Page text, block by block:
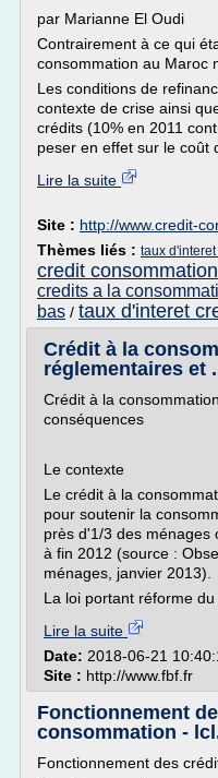
par Marianne El Oudi
Contrairement à ce qui
consommation au Maroc
Les conditions de
contexte de crise ainsi
crédits (10% en 2011
peser en effet sur le coût
Lire la suite
Site : http://www.credit-
Thèmes liés : taux
credit
credits a la
bas / taux d'interet
Crédit à la
réglementaires et
Crédit à la
conséquences
Le contexte
Le crédit à la
pour soutenir la
près d'1/3 des ménages
à fin 2012 (source :
ménages, janvier 2013).
La loi portant réforme du
Lire la suite
Date: 2018-06-21
Site : http://www.fbf.fr
Fonctionnement
consommation -
Fonctionnement des